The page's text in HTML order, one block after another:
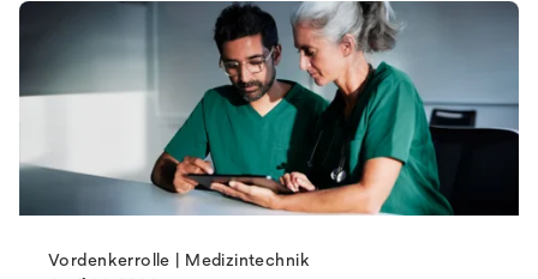
Vordenkerrolle | Medizintechnik